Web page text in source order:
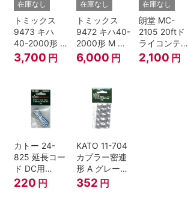
在庫なし
トミックス
9473 キハ
40-2000形 T
Nゲージ
3,700 円
在庫なし
トミックス
9472 キハ40-
2000形 M N
ゲージ
6,000 円
在庫なし
朗堂 MC-
2105 20ftド
ライコンテナ
タイプ
TRANCY
2,100 円
カトー 24-
825 延長コー
ド DC用
(90cm）
220 円
KATO 11-704
カプラー密連
形 A グレー
(20個入) (ア
ーノルドカプ
352 円